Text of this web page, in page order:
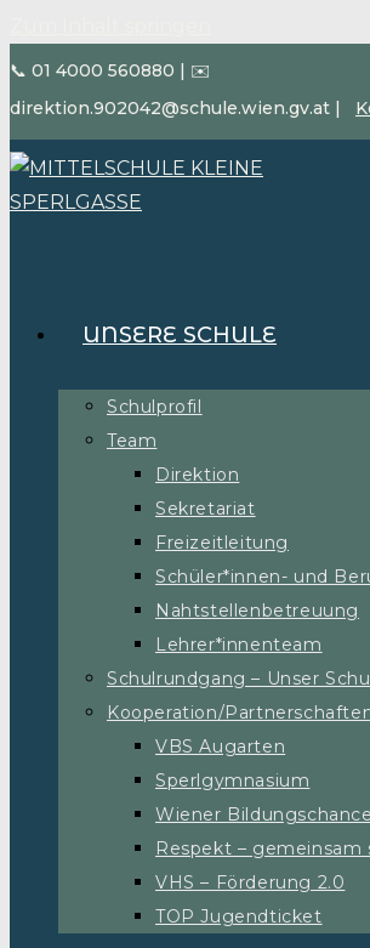
📞 01 4000 560880 | ✉️
direktion.902042@schule.wien.gv.at |
UNSERE SCHULE
Schulprofil
Team
Direktion
Sekretariat
Freizeitleitung
Schüler*innen- und
Nahtstellenbetreuung
Lehrer*innenteam
Schulrundgang – Unser
Kooperation/
VBS Augarten
Sperlgymnasium
Wiener
Respekt – gemeinsam
VHS – Förderung 2.0
TOP Jugendticket